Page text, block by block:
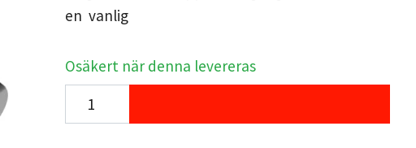
en vanlig
Osäkert när denna levereras